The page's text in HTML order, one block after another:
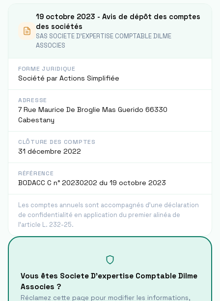
19 octobre 2023 - Avis de dépôt des comptes
des sociétés
SAS SOCIETE D'EXPERTISE COMPTABLE DILME
ASSOCIES
FORME JURIDIQUE
Société par Actions Simplifiée
ADRESSE
7 Rue Maurice De Broglie Mas Guerido 66330
Cabestany
CLÔTURE DES COMPTES
31 décembre 2022
RÉFÉRENCE
BODACC C n° 20230202 du 19 octobre 2023
Les comptes annuels sont accompagnés d'une déclaration
de confidentialité en application du premier alinéa de
l'article L. 232-25.
Vous êtes Societe D'expertise Comptable Dilme
Associes ?
Réclamez cette page pour modifier les informations,